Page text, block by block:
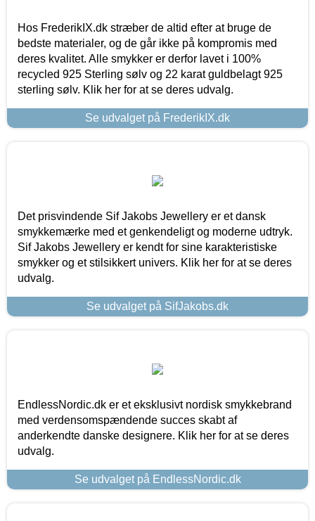
Hos FrederikIX.dk stræber de altid efter at bruge de
bedste materialer, og de går ikke på kompromis med
deres kvalitet. Alle smykker er derfor lavet i 100%
recycled 925 Sterling sølv og 22 karat guldbelagt 925
sterling sølv. Klik her for at se deres udvalg.
Se udvalget på FrederikIX.dk
Det prisvindende Sif Jakobs Jewellery er et dansk
smykkemærke med et genkendeligt og moderne udtryk.
Sif Jakobs Jewellery er kendt for sine karakteristiske
smykker og et stilsikkert univers. Klik her for at se deres
udvalg.
Se udvalget på SifJakobs.dk
EndlessNordic.dk er et eksklusivt nordisk smykkebrand
med verdensomspændende succes skabt af
anderkendte danske designere. Klik her for at se deres
udvalg.
Se udvalget på EndlessNordic.dk